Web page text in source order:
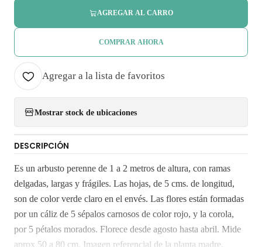
AGREGAR AL CARRO
COMPRAR AHORA
Agregar a la lista de favoritos
Mostrar stock de ubicaciones
DESCRIPCIÓN
Es un arbusto perenne de 1 a 2 metros de altura, con ramas
delgadas, largas y frágiles. Las hojas, de 5 cms. de longitud,
son de color verde claro en el envés. Las flores están formadas
por un cáliz de 5 sépalos carnosos de color rojo, y la corola,
por 5 pétalos morados. Florece desde agosto hasta abril. Mide
aprox 50 a 80 cm. Imagen referencial de la planta madre.